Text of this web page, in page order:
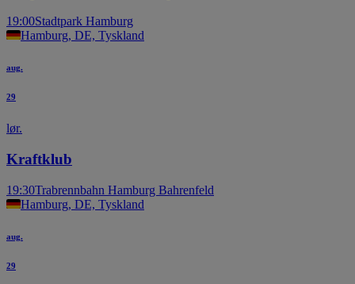
19:00Stadtpark Hamburg
Hamburg, DE, Tyskland
aug.
29
lør.
Kraftklub
19:30Trabrennbahn Hamburg Bahrenfeld
Hamburg, DE, Tyskland
aug.
29